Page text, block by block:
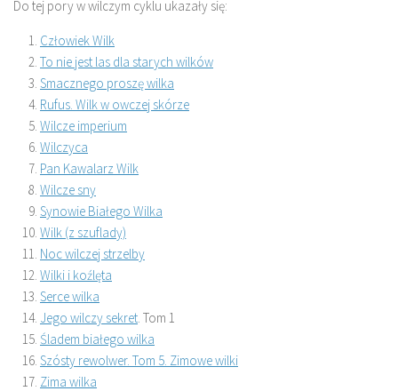
Do tej pory w wilczym cyklu ukazały się:
Człowiek Wilk
To nie jest las dla starych wilków
Smacznego proszę wilka
Rufus. Wilk w owczej skórze
Wilcze imperium
Wilczyca
Pan Kawalarz Wilk
Wilcze sny
Synowie Białego Wilka
Wilk (z szuflady)
Noc wilczej strzelby
Wilki i koźlęta
Serce wilka
Jego wilczy sekret. Tom 1
Śladem białego wilka
Szósty rewolwer. Tom 5. Zimowe wilki
Zima wilka